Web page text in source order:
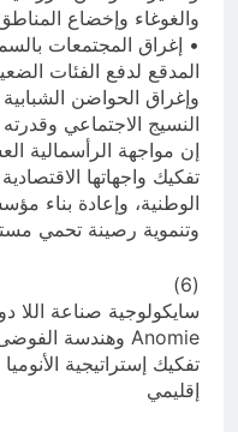
والغوغاء وإخضاع
• إغراق المجتمعات
المدقع لدفع الفئات
وإغراق الحواضن
النسيج الاجتماعي
إن مواجهة الرأسمالية
تفكيك واجهاتها
الوطنية، وإعادة بناء
وتنموية رصينة تحمي
(6)
Anomie وهندسة الفوضى الممنهجة
إقليمي